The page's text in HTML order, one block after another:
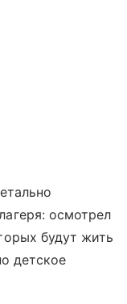
осмотрел
будут жить
детское